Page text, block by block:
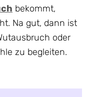
bekommt,
Na gut, dann ist
oder
zu begleiten.